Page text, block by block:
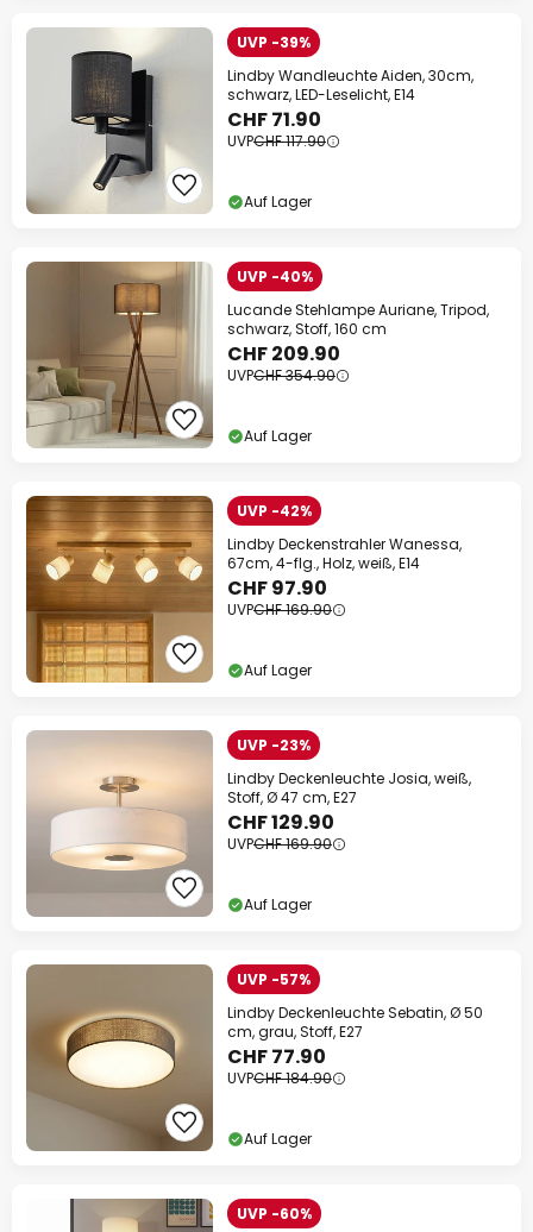
UVP -39%
Lindby Wandleuchte Aiden, 30cm,
schwarz, LED-Leselicht, E14
CHF 71.90
UVPCHF 117.90
Auf Lager
UVP -40%
Lucande Stehlampe Auriane, Tripod,
schwarz, Stoff, 160 cm
CHF 209.90
UVPCHF 354.90
Auf Lager
UVP -42%
Lindby Deckenstrahler Wanessa,
67cm, 4-flg., Holz, weiß, E14
CHF 97.90
UVPCHF 169.90
Auf Lager
UVP -23%
Lindby Deckenleuchte Josia, weiß,
Stoff, Ø 47 cm, E27
CHF 129.90
UVPCHF 169.90
Auf Lager
UVP -57%
Lindby Deckenleuchte Sebatin, Ø 50
cm, grau, Stoff, E27
CHF 77.90
UVPCHF 184.90
Auf Lager
UVP -60%